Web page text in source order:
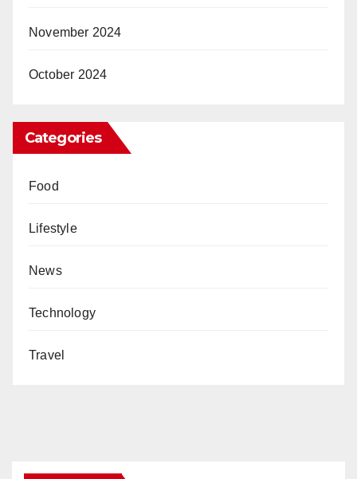
November 2024
October 2024
Categories
Food
Lifestyle
News
Technology
Travel